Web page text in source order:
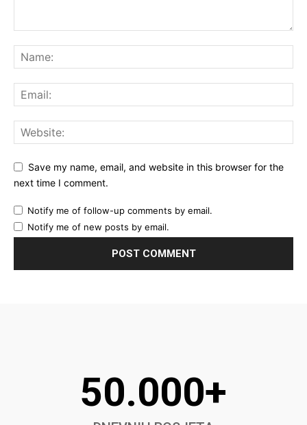
Save my name, email, and website in this browser for the
next time I comment.
Notify me of follow-up comments by email.
Notify me of new posts by email.
50.000+